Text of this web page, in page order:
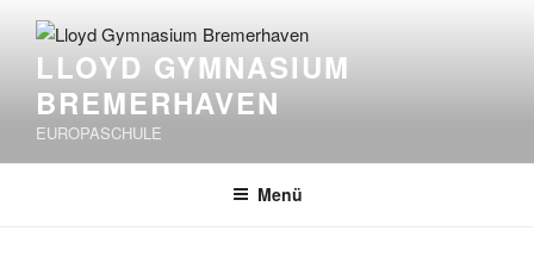
Inhalt
springenLLOYD GYMNASIUM
BREMERHAVEN
EUROPASCHULE
Menü